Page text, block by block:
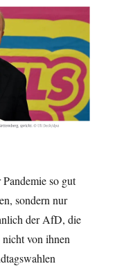
so gut
sondern nur
der AfD, die
von ihnen